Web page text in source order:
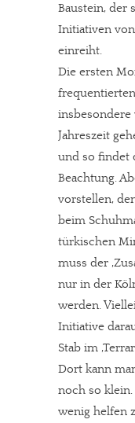
Baustein, der
Initiativen
einreiht.
Die ersten
Jahreszeit
und so findet
Beachtung.
vorstellen,
beim
türkischen
muss der
nur in der
werden.
Initiative
Stab im
Dort kann
noch so
wenig helfen